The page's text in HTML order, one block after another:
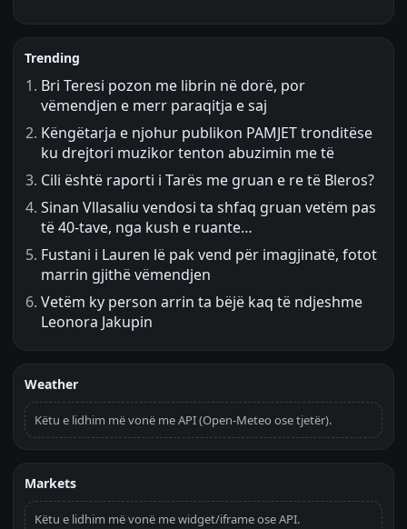
Trending
Bri Teresi pozon me librin në dorë, por
vëmendjen e merr paraqitja e saj
Këngëtarja e njohur publikon PAMJET tronditëse
ku drejtori muzikor tenton abuzimin me të
Cili është raporti i Tarës me gruan e re të Bleros?
Sinan Vllasaliu vendosi ta shfaq gruan vetëm pas
të 40-tave, nga kush e ruante…
Fustani i Lauren lë pak vend për imagjinatë, fotot
marrin gjithë vëmendjen
Vetëm ky person arrin ta bëjë kaq të ndjeshme
Leonora Jakupin
Weather
Këtu e lidhim më vonë me API (Open-Meteo ose tjetër).
Markets
Këtu e lidhim më vonë me widget/iframe ose API.